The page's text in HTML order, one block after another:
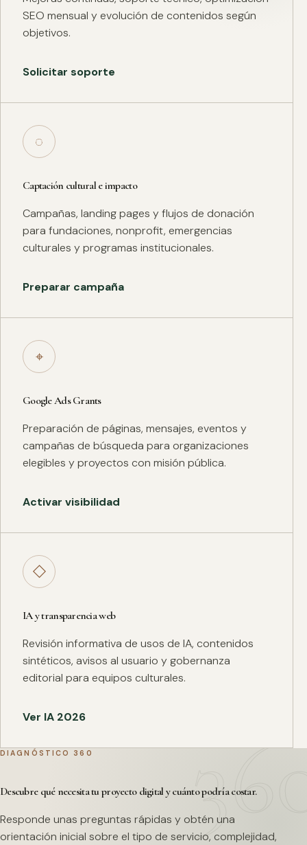
SEO mensual y evolución de contenidos según
objetivos.
Solicitar soporte
◌
Captación cultural e impacto
Campañas, landing pages y flujos de donación
para fundaciones, nonprofit, emergencias
culturales y programas institucionales.
Preparar campaña
⌖
Google Ads Grants
Preparación de páginas, mensajes, eventos y
campañas de búsqueda para organizaciones
elegibles y proyectos con misión pública.
Activar visibilidad
◇
IA y transparencia web
Revisión informativa de usos de IA, contenidos
sintéticos, avisos al usuario y gobernanza
editorial para equipos culturales.
Ver IA 2026
DIAGNÓSTICO 360
Descubre qué necesita tu proyecto digital y cuánto podría costar.
Responde unas preguntas rápidas y obtén una
orientación inicial sobre el tipo de servicio, complejidad,